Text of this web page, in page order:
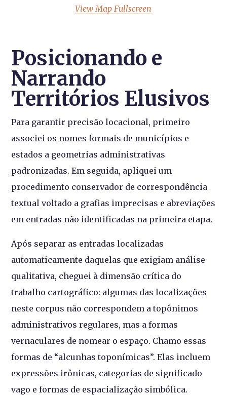
View Map Fullscreen
Posicionando e
Narrando
Territórios Elusivos
Para garantir precisão locacional, primeiro
associei os nomes formais de municípios e
estados a geometrias administrativas
padronizadas. Em seguida, apliquei um
procedimento conservador de correspondência
textual voltado a grafias imprecisas e abreviações
em entradas não identificadas na primeira etapa.
Após separar as entradas localizadas
automaticamente daquelas que exigiam análise
qualitativa, cheguei à dimensão crítica do
trabalho cartográfico: algumas das localizações
neste corpus não correspondem a topônimos
administrativos regulares, mas a formas
vernaculares de nomear o espaço. Chamo essas
formas de “alcunhas toponímicas”. Elas incluem
expressões irônicas, categorias de significado
vago e formas de espacialização simbólica.